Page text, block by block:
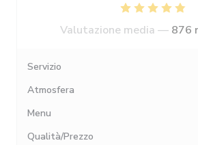
Valutazione media — 876
Servizio
Atmosfera
Menu
Qualità/Prezzo